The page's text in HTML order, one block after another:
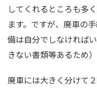
してくれるところも多
ます。ですが、廃車の
備は自分でしなければ
きない書類等あるため）
廃車には大きく分けて